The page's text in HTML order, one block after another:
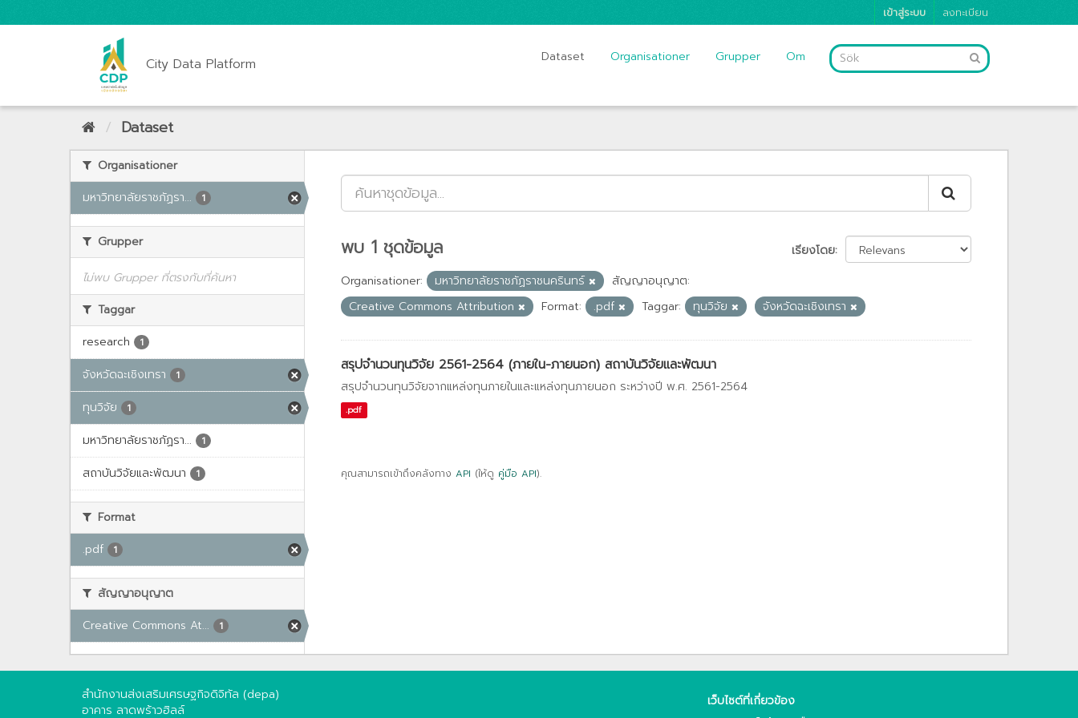
เข้าสู่ระบบ ลงทะเบียน
City Data Platform Dataset Organisationer Grupper Om
Dataset
Organisationer
มหาวิทยาลัยราชภัฏรา...
1
Grupper
ไม่พบ Grupper ที่ตรงกับที่ค้นหา
Taggar
research
1
จังหวัดฉะเชิงเทรา 1
ทุนวิจัย 1
มหาวิทยาลัยราชภัฏรา... 1
สถาบันวิจัยและพัฒนา 1
Format
.pdf
1
สัญญาอนุญาต
Creative Commons At...
1
เรียงโดย
พบ 1 ชุดข้อมูล
Organisationer: มหาวิทยาลัยราชภัฏราชนครินทร์
สัญญาอนุญาต:
Creative Commons Attribution
Format: .pdf Taggar: ทุนวิจัย จังหวัดฉะเชิงเทรา
สรุปจำนวนทุนวิจัย 2561-2564 (ภายใน-ภายนอก) สถาบันวิจัยและพัฒนา
สรุปจำนวนทุนวิจัยจากแหล่งทุนภายในและแหล่งทุนภายนอก ระหว่างปี พ.ศ. 2561-2564
.pdf
คุณสามารถเข้าถึงคลังทาง API (ให้ดู คู่มือ API).
สำนักงานส่งเสริมเศรษฐกิจดิจิทัล (depa)
อาคาร ลาดพร้าวฮิลล์
เว็บไซต์ที่เกี่ยวข้อง